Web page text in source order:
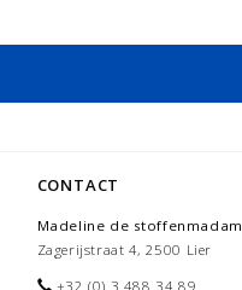
CONTACT
Madeline de stoffenmadam
Zagerijstraat 4, 2500 Lier
+32 (0) 3 488 34 89